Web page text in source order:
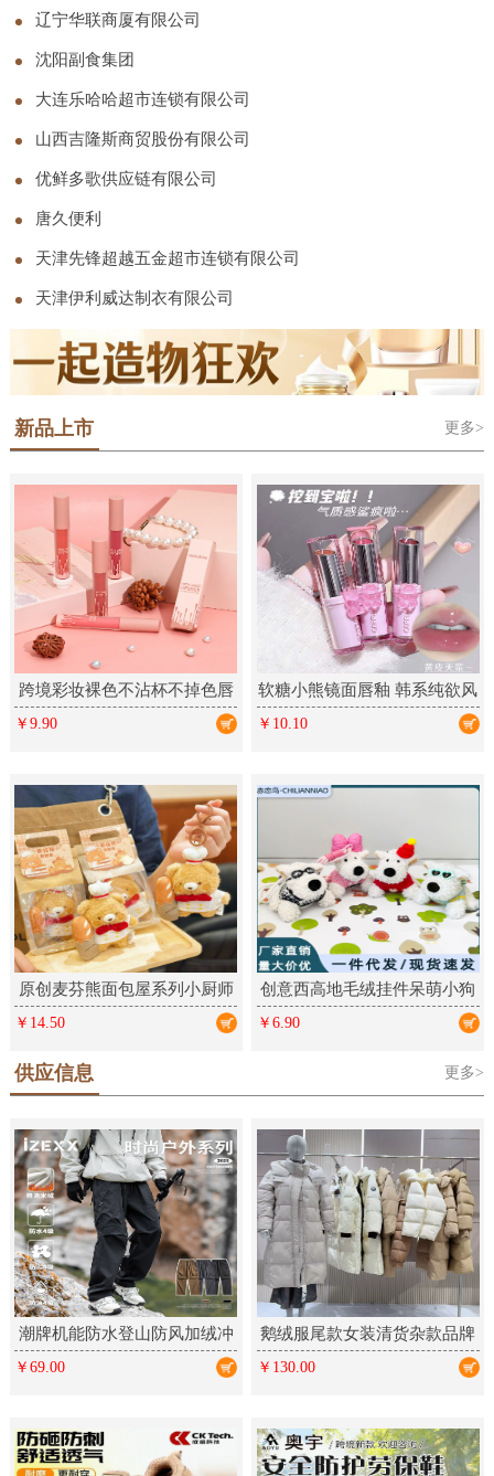
辽宁华联商厦有限公司
沈阳副食集团
大连乐哈哈超市连锁有限公司
山西吉隆斯商贸股份有限公司
优鲜多歌供应链有限公司
唐久便利
天津先锋超越五金超市连锁有限公司
天津伊利威达制衣有限公司
新品上市 更多>
跨境彩妆裸色不沾杯不掉色唇
釉 丝绒哑光雾面多色唇彩
￥9.90
软糖小熊镜面唇釉 韩系纯欲风
春夏显白少女彩妆口红美妆
￥10.10
原创麦芬熊面包屋系列小厨师
毛绒钥匙扣卡通挂件可爱礼品
￥14.50
创意西高地毛绒挂件呆萌小狗
学生包包挂饰情侣钥匙扣毛绒
￥6.90
供应信息 更多>
潮牌机能防水登山防风加绒冲
锋裤户外三防运动工装长裤男
￥69.00
鹅绒服尾款女装清货杂款品牌
折扣厂家女装走份实体直播拿
￥130.00